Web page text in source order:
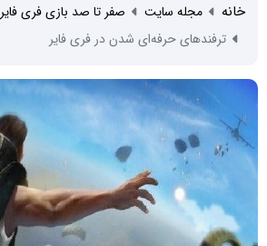
خانه مجله سایت
صفر تا صد بازی فری فایر
ترفندهای حرفه‌ای شدن در فری فایر